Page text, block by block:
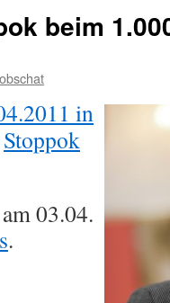
beim
in
Stoppok
03.04.
.